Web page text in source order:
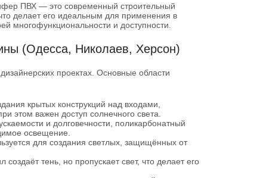
ПВХ — это современный строительный
делает его идеальным для применения в
многофункциональности и доступности.
(Одесса, Николаев, Херсон)
проектах. Основные области
крытых конструкций над входами,
этом важен доступ солнечного света.
и долговечности, поликарбонатный
освещение.
для создания светлых, защищённых от
тень, но пропускает свет, что делает его